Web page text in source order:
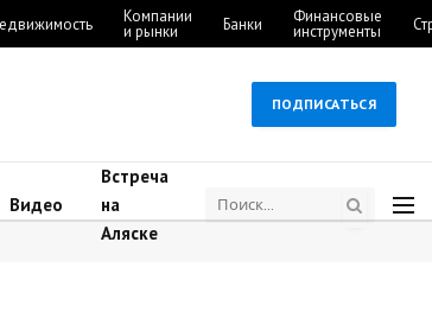
Компании
и рынки Банки Финансовые
инструменты
ПОДПИСАТЬСЯ
Видео
Встреча
на
Аляске